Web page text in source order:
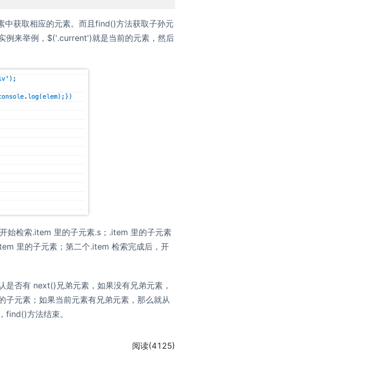
中获取相应的元素。而且find()方法获取子孙元
例来举例，$('.current')就是当前的元素，然后
始检索.item 里的子元素.s；.item 里的子元素
里的子元素；第二个.item 检索完成后，开
否有 next()兄弟元素，如果没有兄弟元素，
元素；如果当前元素有兄弟元素，那么就从
find()方法结束。
阅读(4125)